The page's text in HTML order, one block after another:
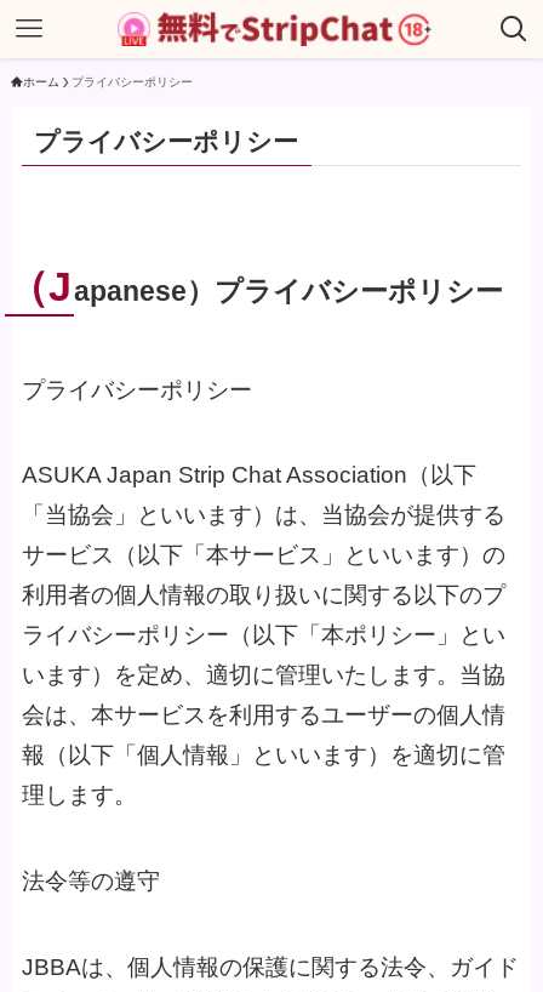
ホーム プライバシーポリシー
プライバシーポリシー
（Japanese）プライバシーポリシー
プライバシーポリシー
ASUKA Japan Strip Chat Association（以下
「当協会」といいます）は、当協会が提供する
サービス（以下「本サービス」といいます）の
利用者の個人情報の取り扱いに関する以下のプ
ライバシーポリシー（以下「本ポリシー」とい
います）を定め、適切に管理いたします。当協
会は、本サービスを利用するユーザーの個人情
報（以下「個人情報」といいます）を適切に管
理します。
法令等の遵守
JBBAは、個人情報の保護に関する法令、ガイド